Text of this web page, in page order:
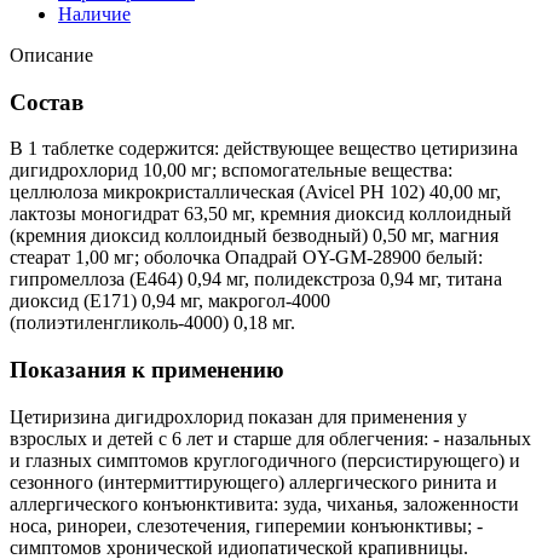
Наличие
Описание
Состав
В 1 таблетке содержится: действующее вещество цетиризина
дигидрохлорид 10,00 мг; вспомогательные вещества:
целлюлоза микрокристаллическая (Avicel PH 102) 40,00 мг,
лактозы моногидрат 63,50 мг, кремния диоксид коллоидный
(кремния диоксид коллоидный безводный) 0,50 мг, магния
стеарат 1,00 мг; оболочка Опадрай OY-GM-28900 белый:
гипромеллоза (Е464) 0,94 мг, полидекстроза 0,94 мг, титана
диоксид (Е171) 0,94 мг, макрогол-4000
(полиэтиленгликоль-4000) 0,18 мг.
Показания к применению
Цетиризина дигидрохлорид показан для применения у
взрослых и детей с 6 лет и старше для облегчения: - назальных
и глазных симптомов круглогодичного (персистирующего) и
сезонного (интермиттирующего) аллергического ринита и
аллергического конъюнктивита: зуда, чиханья, заложенности
носа, ринореи, слезотечения, гиперемии конъюнктивы; -
симптомов хронической идиопатической крапивницы.